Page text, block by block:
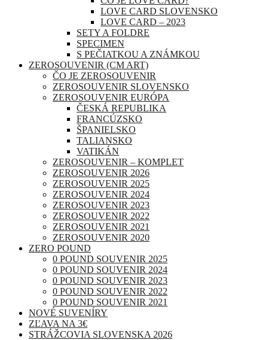
LOVE CARD SLOVENSKO
LOVE CARD – 2023
SETY A FOLDRE
SPECIMEN
S PEČIATKOU A ZNÁMKOU
ZEROSOUVENIR (CM ART)
ČO JE ZEROSOUVENIR
ZEROSOUVENIR SLOVENSKO
ZEROSOUVENIR EURÓPA
ČESKÁ REPUBLIKA
FRANCÚZSKO
ŠPANIELSKO
TALIANSKO
VATIKÁN
ZEROSOUVENIR – KOMPLET
ZEROSOUVENIR 2026
ZEROSOUVENIR 2025
ZEROSOUVENIR 2024
ZEROSOUVENIR 2023
ZEROSOUVENIR 2022
ZEROSOUVENIR 2021
ZEROSOUVENIR 2020
ZERO POUND
0 POUND SOUVENIR 2025
0 POUND SOUVENIR 2024
0 POUND SOUVENIR 2023
0 POUND SOUVENIR 2022
0 POUND SOUVENIR 2021
NOVÉ SUVENÍRY
ZĽAVA NA 3€
STRÁŽCOVIA SLOVENSKA 2026